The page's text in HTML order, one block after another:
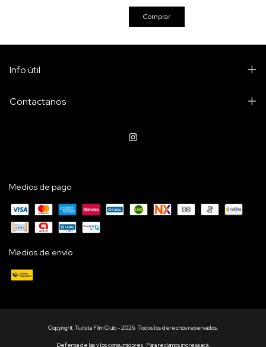
Comprar
Info útil
Contactanos
Medios de pago
Medios de envío
Copyright Turista Film Club - 2026. Todos los derechos reservados.
Defensa de las y los consumidores. Para reclamosingresá acá.